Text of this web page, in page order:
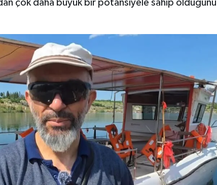
çok daha büyük bir potansiyele sahip olduğunu